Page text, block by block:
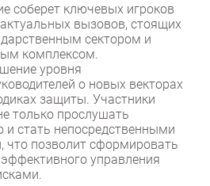
соберет ключевых игроков
вызовов, стоящих
сектором и
комплексом.
уровня
о новых векторах
защиты. Участники
только прослушать
и стать непосредственными
что позволит сформировать
управления